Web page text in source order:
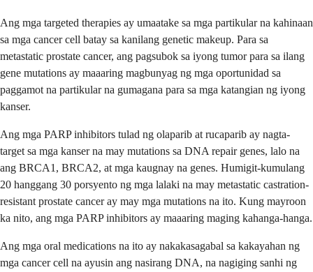
Ang mga targeted therapies ay umaatake sa mga partikular na kahinaan
sa mga cancer cell batay sa kanilang genetic makeup. Para sa
metastatic prostate cancer, ang pagsubok sa iyong tumor para sa ilang
gene mutations ay maaaring magbunyag ng mga oportunidad sa
paggamot na partikular na gumagana para sa mga katangian ng iyong
kanser.
Ang mga PARP inhibitors tulad ng olaparib at rucaparib ay nagta-
target sa mga kanser na may mutations sa DNA repair genes, lalo na
ang BRCA1, BRCA2, at mga kaugnay na genes. Humigit-kumulang
20 hanggang 30 porsyento ng mga lalaki na may metastatic castration-
resistant prostate cancer ay may mga mutations na ito. Kung mayroon
ka nito, ang mga PARP inhibitors ay maaaring maging kahanga-hanga.
Ang mga oral medications na ito ay nakakasagabal sa kakayahan ng
mga cancer cell na ayusin ang nasirang DNA, na nagiging sanhi ng